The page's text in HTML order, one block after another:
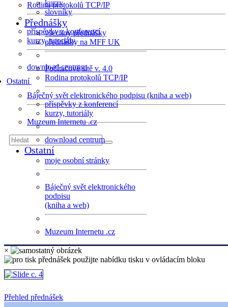
Rodina protokolů TCP/IP
příspěvky z konferencí
kurzy, tutoriály
download centrum
Ostatní
Báječný svět elektronického podpisu (kniha a web)
Muzeum Internetu .cz
kurzy
slovníky
Přednášky
všechny přednášky
přednášky na MFF UK
Počítačové sítě v. 4.0
Rodina protokolů TCP/IP
příspěvky z konferencí
kurzy, tutoriály
download centrum
Ostatní
moje osobní stránky
Báječný svět elektronického
podpisu
(kniha a web)
Muzeum Internetu .cz
×
Přehled přednášek